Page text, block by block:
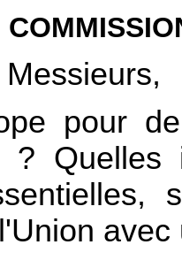
pour
? Quelles